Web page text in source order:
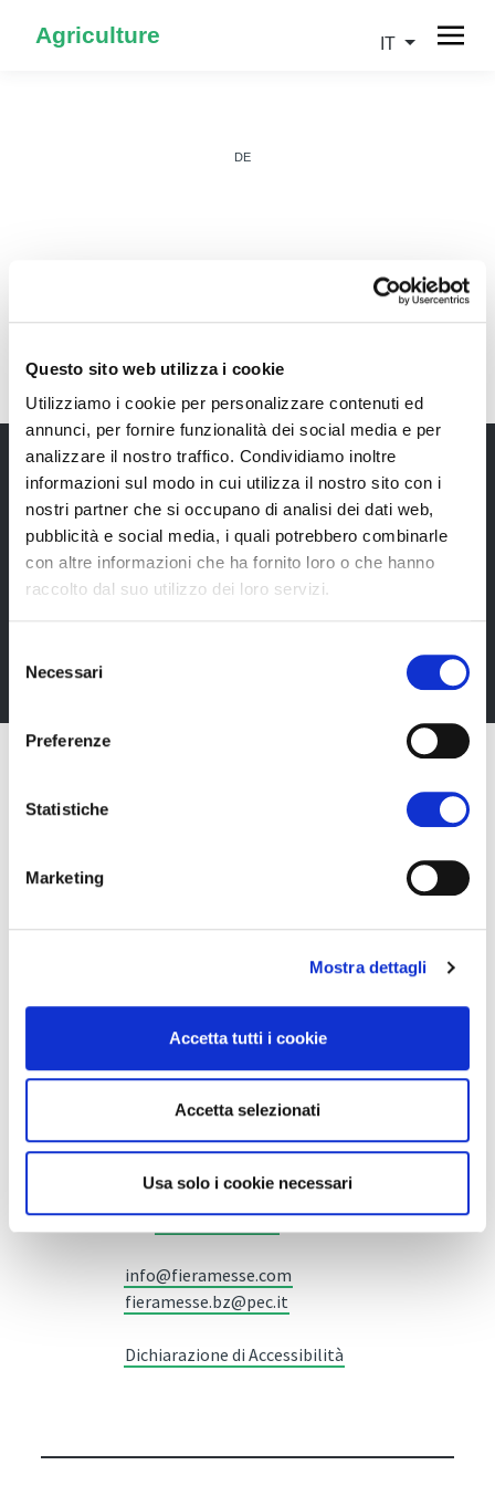
Questo sito web utilizza i cookie
Utilizziamo i cookie per personalizzare contenuti ed
annunci, per fornire funzionalità dei social media e per
analizzare il nostro traffico. Condividiamo inoltre
informazioni sul modo in cui utilizza il nostro sito con i
nostri partner che si occupano di analisi dei dati web,
pubblicità e social media, i quali potrebbero combinarle
con altre informazioni che ha fornito loro o che hanno
raccolto dal suo utilizzo dei loro servizi.
delNecessari
Preferenze
Statistiche
Marketing
Mostra dettagli
Accetta tutti i cookie
Accetta selezionati
Usa solo i cookie necessari
Agriculture IT
DE
Newsletter
Rimani sempre aggiornata*o sui nostri eventi, ricevi
informazioni utili in anteprima! Naturalmente senza
Iscriviti alla Newsletter
Fiera Bolzano Spa
Piazza Fiera 1 —
39100 Bolzano BZ
Tel.+39 0471 516000
Fax.+39 0471 516111
info@fieramesse.com
fieramesse.bz@pec.it
Dichiarazione di Accessibilità